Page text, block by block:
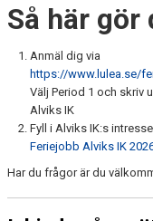
Så här gör
Anmäl dig via
https://www.lulea.se/
Välj Period 1 och skriv
Alviks IK
Fyll i Alviks IK:s
Feriejobb Alviks IK
Har du frågor är du